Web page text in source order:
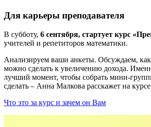
Для карьеры преподавателя
В субботу, 6 сентября, стартует курс
учителей и репетиторов математики.
Анализируем ваши анкеты. Обсуждаем,
можно сделать к увеличению дохода.
лучший момент, чтобы собрать мини-
сделать – Анна Малкова расскажет на
Что это за курс и зачем он Вам